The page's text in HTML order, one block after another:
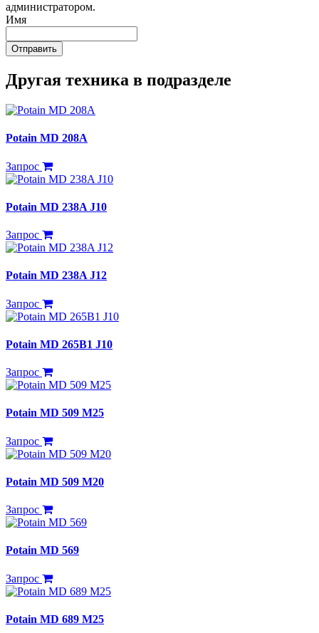
администратором.
Имя
Отправить
Другая техника в подразделе
Potain MD 208A
Запрос
Potain MD 238A J10
Запрос
Potain MD 238A J12
Запрос
Potain MD 265B1 J10
Запрос
Potain MD 509 M25
Запрос
Potain MD 509 M20
Запрос
Potain MD 569
Запрос
Potain MD 689 M25